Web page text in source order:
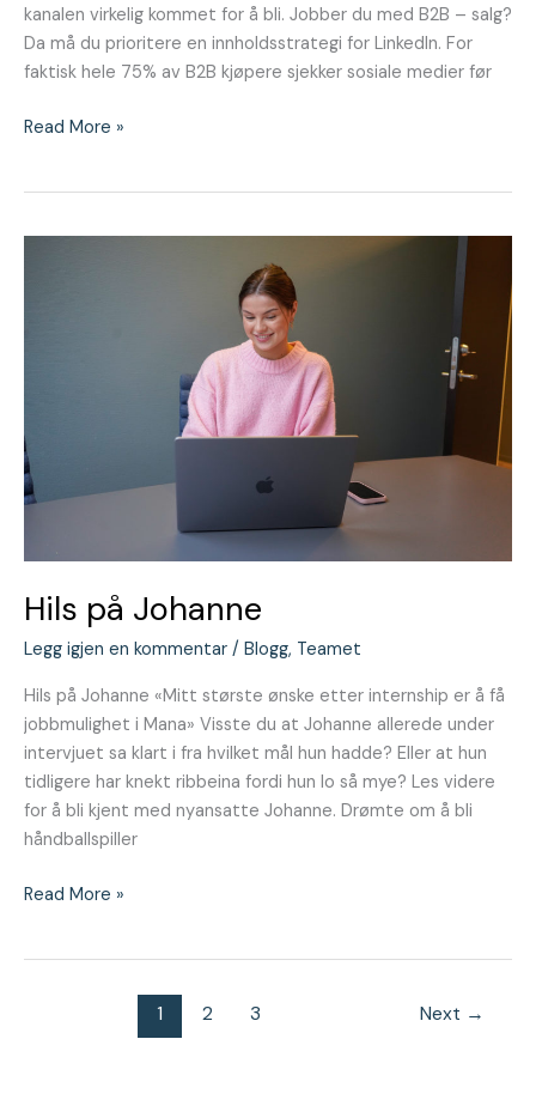
kanalen virkelig kommet for å bli. Jobber du med B2B – salg?
Da må du prioritere en innholdsstrategi for LinkedIn. For
faktisk hele 75% av B2B kjøpere sjekker sosiale medier før
Read More »
Hils på Johanne
Legg igjen en kommentar / Blogg, Teamet
Hils på Johanne «Mitt største ønske etter internship er å få
jobbmulighet i Mana» Visste du at Johanne allerede under
intervjuet sa klart i fra hvilket mål hun hadde? Eller at hun
tidligere har knekt ribbeina fordi hun lo så mye? Les videre
for å bli kjent med nyansatte Johanne. Drømte om å bli
håndballspiller
Read More »
1 2 3 Next →